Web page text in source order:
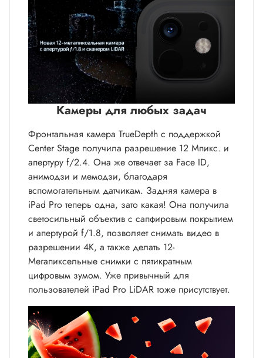
Камеры для любых задач
Фронтальная камера TrueDepth c поддержкой
Center Stage получила разрешение 12 Мпикс. и
апертуру f/2.4. Она же отвечает за Face ID,
анимодзи и мемодзи, благодаря
вспомогательным датчикам. Задняя камера в
iPad Pro теперь одна, зато какая! Она получила
светосильный объектив с сапфировым покрытием
и апертурой f/1.8, позволяет снимать видео в
разрешении 4K, а также делать 12-
Мегапиксельные снимки с пятикратным
цифровым зумом. Уже привычный для
пользователей iPad Pro LiDAR тоже присутствует.